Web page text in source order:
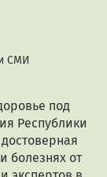
СМИ
под
Республики
болезнях от